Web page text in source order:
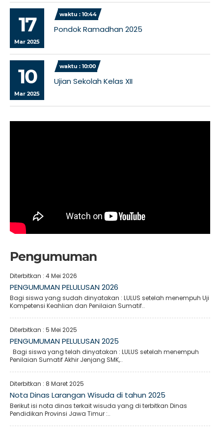
17
Mar 2025
waktu : 10:44
Pondok Ramadhan 2025
10
Mar 2025
waktu : 10:00
Ujian Sekolah Kelas XII
Pengumuman
Diterbitkan : 4 Mei 2026
PENGUMUMAN PELULUSAN 2026
Bagi siswa yang sudah dinyatakan : LULUS setelah menempuh Uji
Kompetensi Keahlian dan Penilaian Sumatif..
Diterbitkan : 5 Mei 2025
PENGUMUMAN PELULUSAN 2025
Bagi siswa yang telah dinyatakan : LULUS setelah menempuh
Penilaian Sumatif Akhir Jenjang SMK,..
Diterbitkan : 8 Maret 2025
Nota Dinas Larangan Wisuda di tahun 2025
Berikut isi nota dinas terkait wisuda yang di terbitkan Dinas
Pendidikan Provinsi Jawa Timur :..